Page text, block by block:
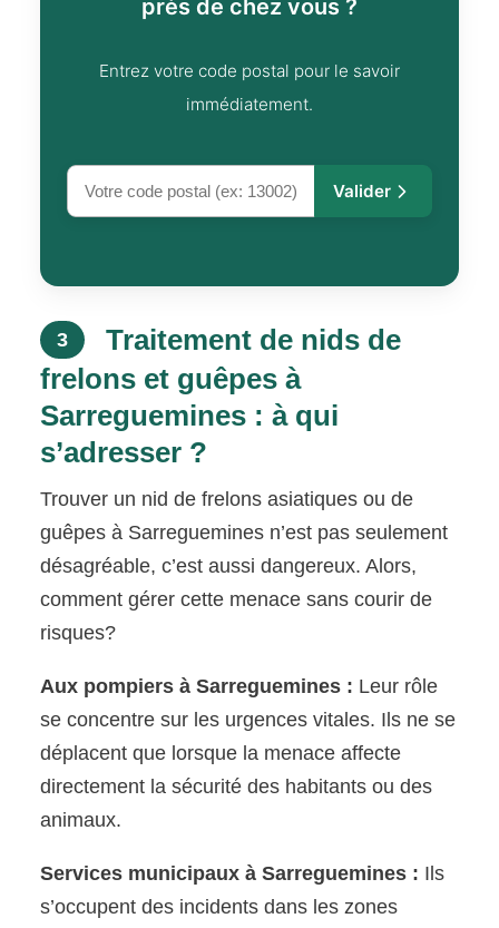
près de chez vous ?
Entrez votre code postal pour le savoir
immédiatement.
Valider
3
Traitement de nids de
frelons et guêpes à
Sarreguemines : à qui
s’adresser ?
Trouver un nid de frelons asiatiques ou de
guêpes à Sarreguemines n’est pas seulement
désagréable, c’est aussi dangereux. Alors,
comment gérer cette menace sans courir de
risques?
Aux pompiers à Sarreguemines : Leur rôle
se concentre sur les urgences vitales. Ils ne se
déplacent que lorsque la menace affecte
directement la sécurité des habitants ou des
animaux.
Services municipaux à Sarreguemines : Ils
s’occupent des incidents dans les zones